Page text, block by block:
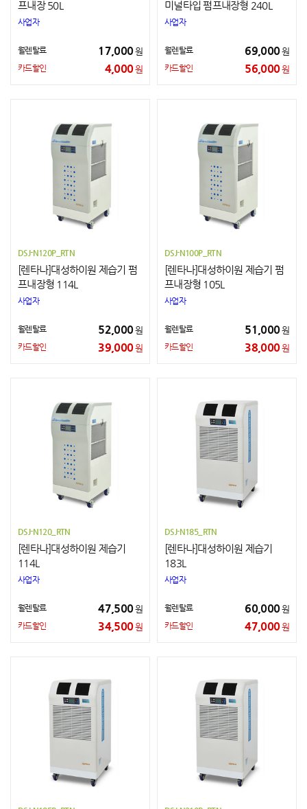
프내장 50L
사업자
월렌탈료 17,000원
카드할인 4,000원
미널타입 펌프내장형 240L
사업자
월렌탈료 69,000원
카드할인 56,000원
DSJ-N120P_RTN
[렌타나]대성하이원 제습기 펌
프내장형 114L
사업자
월렌탈료 52,000원
카드할인 39,000원
DSJ-N100P_RTN
[렌타나]대성하이원 제습기 펌
프내장형 105L
사업자
월렌탈료 51,000원
카드할인 38,000원
DSJ-N120_RTN
[렌타나]대성하이원 제습기
114L
사업자
월렌탈료 47,500원
카드할인 34,500원
DSJ-N185_RTN
[렌타나]대성하이원 제습기
183L
사업자
월렌탈료 60,000원
카드할인 47,000원